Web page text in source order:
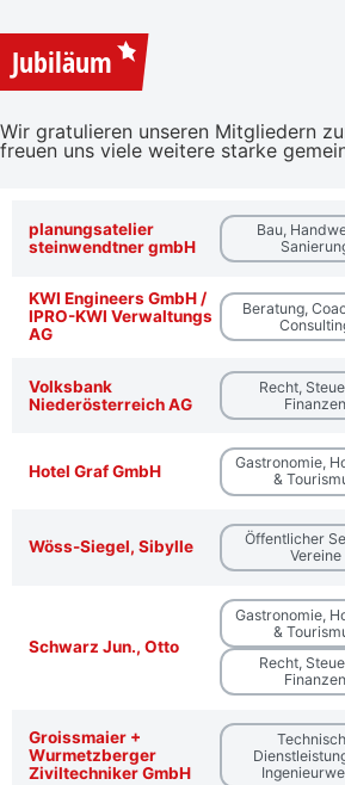
Jubiläum
Wir gratulieren unseren Mitgliedern
freuen uns viele weitere starke
planungsatelier
steinwendtner gmbH
Bau,
KWI Engineers GmbH /
IPRO-KWI Verwaltungs
AG
Beratung,
Volksbank
Niederösterreich AG
Recht,
Finanzen
Hotel Graf GmbH
Gastronomie,
&
Wöss-Siegel, Sibylle
Öffentlicher
Vereine
Schwarz Jun., Otto
Gastronomie,
&
Recht,
Finanzen
Groissmaier +
Wurmetzberger
Ziviltechniker GmbH